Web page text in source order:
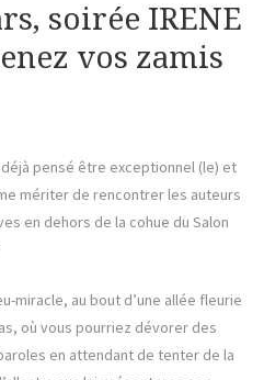
soirée IRENE
vos zamis
pensé être exceptionnel (le) et
mériter de rencontrer les auteurs
en dehors de la cohue du Salon
miracle, au bout d’une allée fleurie
où vous pourriez dévorer des
en attendant de tenter de la